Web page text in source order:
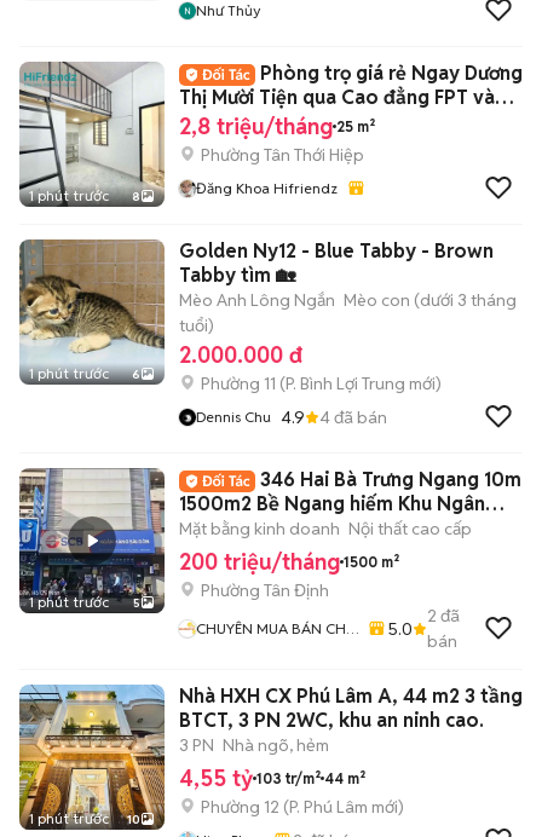
Như Thủy
1 phút trước 8
Phòng trọ giá rẻ Ngay Dương
Thị Mười Tiện qua Cao đẳng FPT và
CVPM
2,8 triệu/tháng 25 m²
Phường Tân Thới Hiệp
Đăng Khoa Hifriendz
1 phút trước 6
Golden Ny12 - Blue Tabby - Brown
Tabby tìm 🏡
Mèo Anh Lông Ngắn Mèo con (dưới 3 tháng
tuổi)
2.000.000 đ
Phường 11 (P. Bình Lợi Trung mới)
Dennis Chu 4.9 4đã bán
1 phút trước 5
346 Hai Bà Trưng Ngang 10m
1500m2 Bề Ngang hiếm Khu Ngân
Hàng
Mặt bằng kinh doanh Nội thất cao cấp
200 triệu/tháng 1500 m²
Phường Tân Định
CHUYÊN MUA BÁN CHO
5.0
2 đã
bán
1 phút trước 10
Nhà HXH CX Phú Lâm A, 44 m2 3 tầng
BTCT, 3 PN 2WC, khu an ninh cao.
3 PN Nhà ngõ, hẻm
4,55 tỷ 103 tr/m² 44 m²
Phường 12 (P. Phú Lâm mới)